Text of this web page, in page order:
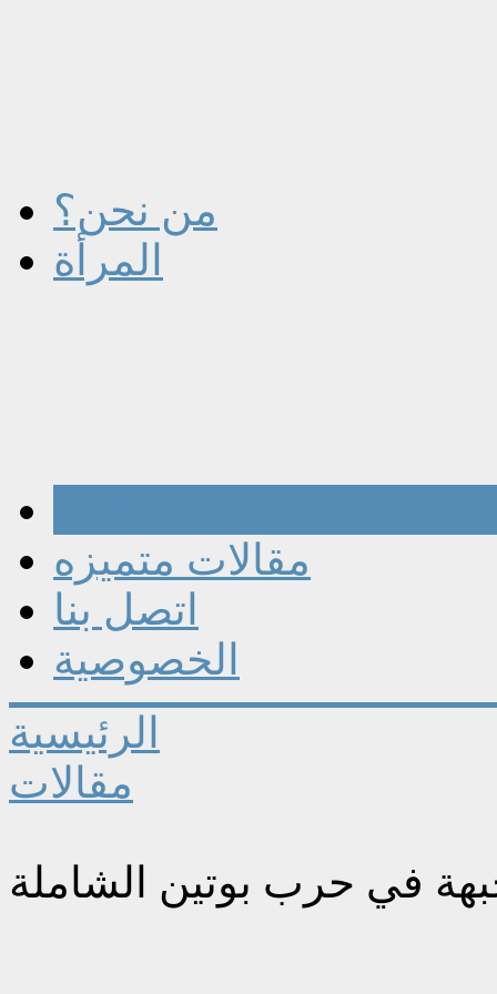
من نحن؟
المرأة
مقالات متميزه
اتصل بنا
الخصوصية
الرئيسية
مقالات
جبهة في حرب بوتين الشاملة